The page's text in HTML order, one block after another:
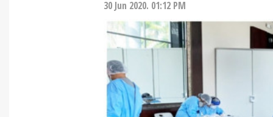
30 Jun 2020. 01:12 PM